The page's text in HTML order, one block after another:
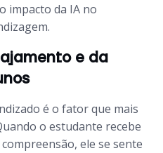
impacto da IA no
e da
é o fator que mais
o estudante recebe
ele se sente